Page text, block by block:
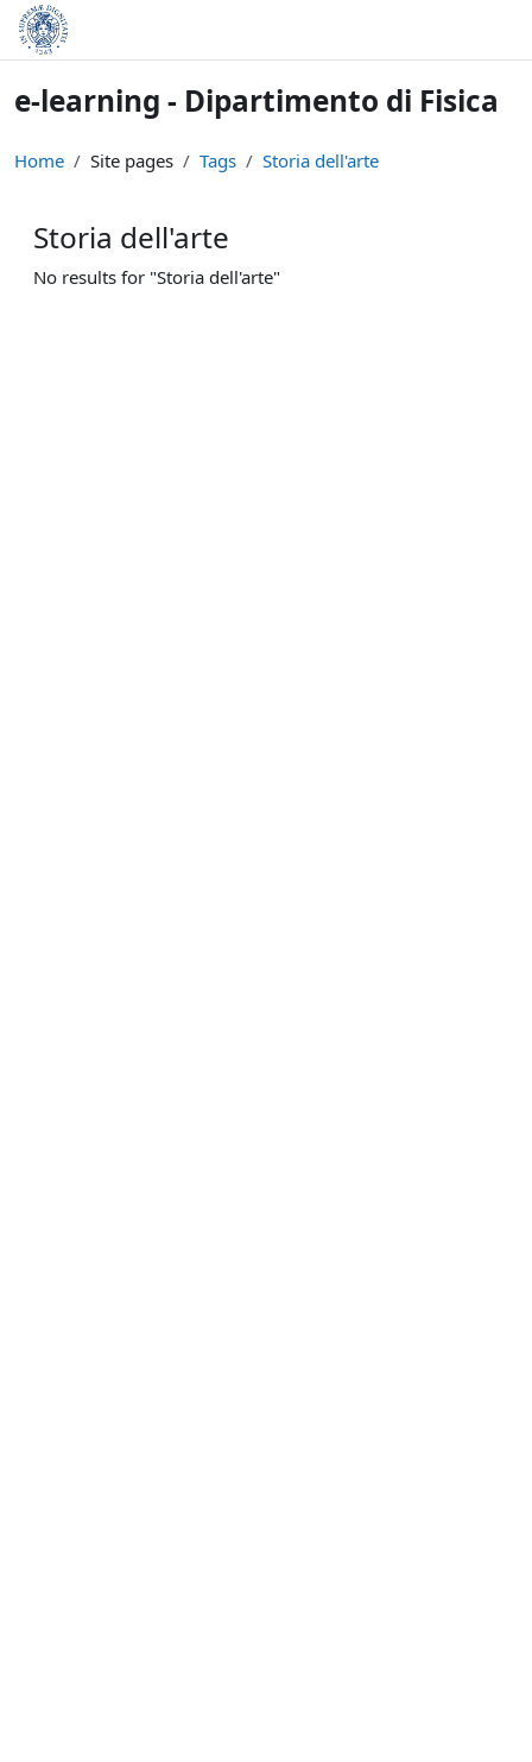
Skip to main content
e-learning - Dipartimento di Fisica
Home Site pages Tags Storia dell'arte
Storia dell'arte
No results for "Storia dell'arte"